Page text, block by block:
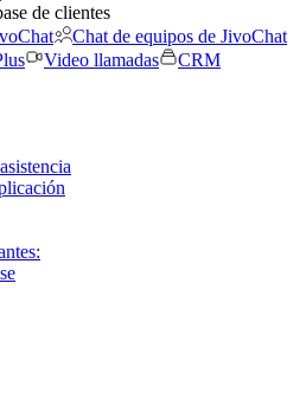
de clientes
Chat de equipos de JivoChat
Video llamadas
CRM